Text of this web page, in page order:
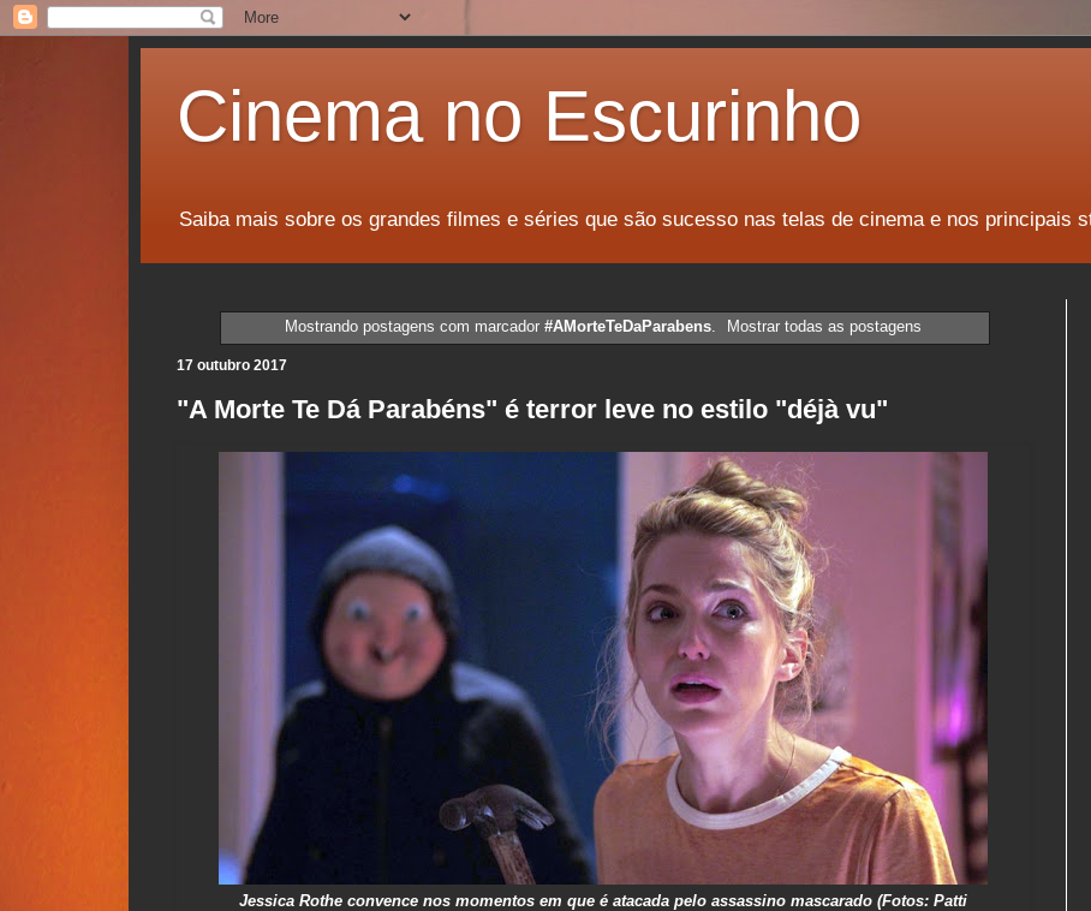
Cinema no Escurinho
Saiba mais sobre os grandes filmes e séries que são sucesso nas telas de cinema e nos principais
Mostrando postagens com marcador #AMorteTeDaParabens. Mostrar todas as postagens
17 outubro 2017
"A Morte Te Dá Parabéns" é terror leve no estilo "déjà vu"
Jessica Rothe convence nos momentos em que é atacada pelo assassino mascarado (Fotos: Patti